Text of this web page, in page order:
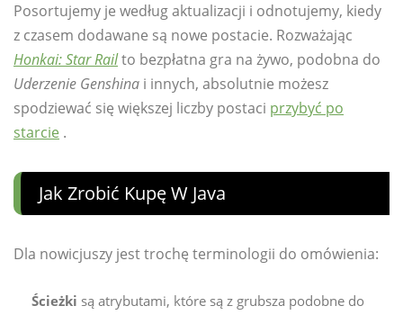
Posortujemy je według aktualizacji i odnotujemy, kiedy
z czasem dodawane są nowe postacie. Rozważając
Honkai: Star Railto bezpłatna gra na żywo, podobna do
Uderzenie Genshina i innych, absolutnie możesz
spodziewać się większej liczby postaci przybyć po
starcie .
Jak Zrobić Kupę W Java
Dla nowicjuszy jest trochę terminologii do omówienia:
Ścieżki są atrybutami, które są z grubsza podobne do